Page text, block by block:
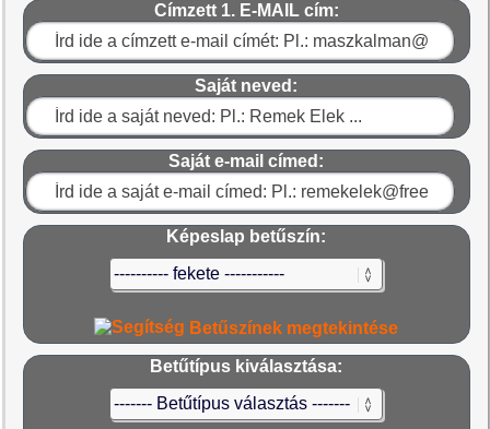
Címzett 1. E-MAIL cím:
Saját neved:
Saját e-mail címed:
Képeslap betűszín:
Betűszínek megtekintése
Betűtípus kiválasztása: